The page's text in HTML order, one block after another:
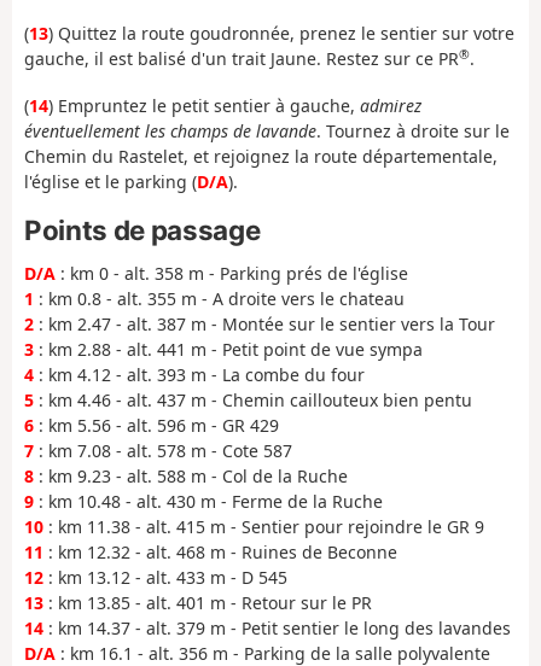
(13) Quittez la route goudronnée, prenez le sentier sur votre
gauche, il est balisé d'un trait Jaune. Restez sur ce PR®.
(14) Empruntez le petit sentier à gauche, admirez
éventuellement les champs de lavande. Tournez à droite sur le
Chemin du Rastelet, et rejoignez la route départementale,
l'église et le parking (D/A).
Points de passage
D/A : km 0 - alt. 358 m - Parking prés de l'église
1 : km 0.8 - alt. 355 m - A droite vers le chateau
2 : km 2.47 - alt. 387 m - Montée sur le sentier vers la Tour
3 : km 2.88 - alt. 441 m - Petit point de vue sympa
4 : km 4.12 - alt. 393 m - La combe du four
5 : km 4.46 - alt. 437 m - Chemin caillouteux bien pentu
6 : km 5.56 - alt. 596 m - GR 429
7 : km 7.08 - alt. 578 m - Cote 587
8 : km 9.23 - alt. 588 m - Col de la Ruche
9 : km 10.48 - alt. 430 m - Ferme de la Ruche
10 : km 11.38 - alt. 415 m - Sentier pour rejoindre le GR 9
11 : km 12.32 - alt. 468 m - Ruines de Beconne
12 : km 13.12 - alt. 433 m - D 545
13 : km 13.85 - alt. 401 m - Retour sur le PR
14 : km 14.37 - alt. 379 m - Petit sentier le long des lavandes
D/A : km 16.1 - alt. 356 m - Parking de la salle polyvalente